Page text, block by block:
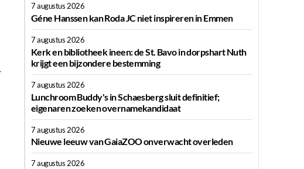
7 augustus 2026
Géne Hanssen kan Roda JC niet inspireren in Emmen
7 augustus 2026
Kerk en bibliotheek ineen: de St. Bavo in dorpshart Nuth
krijgt een bijzondere bestemming
7 augustus 2026
Lunchroom Buddy's in Schaesberg sluit definitief;
eigenaren zoeken overnamekandidaat
7 augustus 2026
Nieuwe leeuw van GaiaZOO onverwacht overleden
7 augustus 2026